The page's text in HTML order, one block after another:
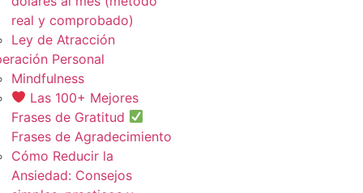
real y comprobado)
Ley de Atracción
Personal
Mindfulness
Las 100+ Mejores
Frases de Gratitud
Frases de Agradecimiento
Cómo Reducir la
Ansiedad: Consejos